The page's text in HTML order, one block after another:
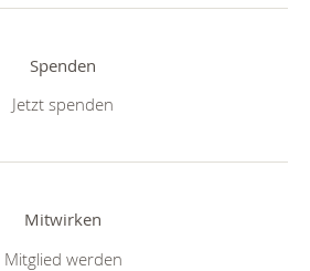
Spenden
Jetzt spenden
Mitwirken
Mitglied werden